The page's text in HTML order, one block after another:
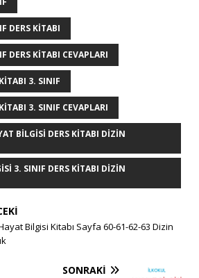
DERS KITABI
DERS KITABI CEVAPLARI
3. SINIF
3. SINIF CEVAPLARI
BILGISI DERS KITABI DIZIN
3. SINIF DERS KITABI DIZIN
Hayat Bilgisi Kitabı Sayfa 60-61-62-63 Dizin
SONRAKI